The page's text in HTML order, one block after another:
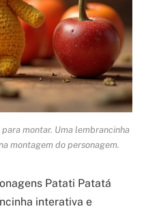
montar. Uma lembrancinha
montagem do personagem.
Patati Patatá
interativa e